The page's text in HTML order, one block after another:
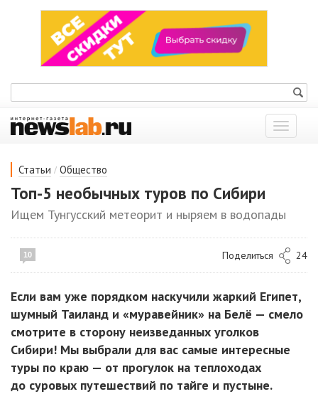
Показать
меню
Статьи / Общество
Топ-5 необычных туров по Сибири
Ищем Тунгусский метеорит и ныряем в водопады
10 Поделиться 24
Если вам уже порядком наскучили жаркий Египет,
шумный Таиланд и «муравейник» на Белё — смело
смотрите в сторону неизведанных уголков
Сибири! Мы выбрали для вас самые интересные
туры по краю — от прогулок на теплоходах
до суровых путешествий по тайге и пустыне.